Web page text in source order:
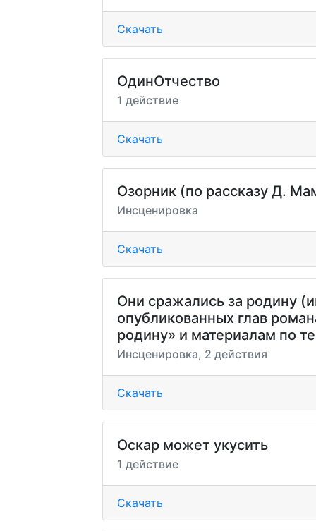
Скачать
ОдинОтчество
1 действие
Скачать
Озорник (по рассказу Д.
Инсценировка
Скачать
Они сражались за родину
опубликованных глав
родину» и материалам по
Инсценировка, 2 действия
Скачать
Оскар может укусить
1 действие
Скачать